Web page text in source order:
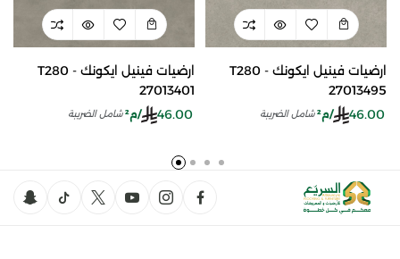
ارضيات فينيل ايكونك T280 -
27013401
46.00
/م² شامل الضريبة
ارضيات فينيل ايكونك T280 -
27013495
46.00
/م² شامل الضريبة